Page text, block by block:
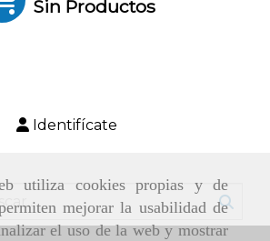
utiliza cookies propias y de
mejorar la usabilidad de
el uso de la web y mostrar
Sin Productos
Identifícate